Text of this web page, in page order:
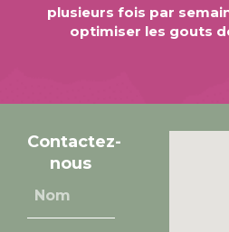
plusieurs fois par
optimiser les gouts
Contactez-
nous
(Nécessaire)